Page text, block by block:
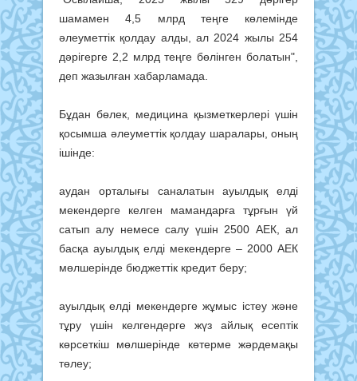
шамамен 4,5 млрд теңге көлемінде
әлеуметтік қолдау алды, ал 2024 жылы 254
дәрігерге 2,2 млрд теңге бөлінген болатын",
деп жазылған хабарламада.
Бұдан бөлек, медицина қызметкерлері үшін
қосымша әлеуметтік қолдау шаралары, оның
ішінде:
аудан орталығы саналатын ауылдық елді
мекендерге келген мамандарға тұрғын үй
сатып алу немесе салу үшін 2500 АЕК, ал
басқа ауылдық елді мекендерге – 2000 АЕК
мөлшерінде бюджеттік кредит беру;
ауылдық елді мекендерге жұмыс істеу және
тұру үшін келгендерге жүз айлық есептік
көрсеткіш мөлшерінде көтерме жәрдемақы
төлеу;